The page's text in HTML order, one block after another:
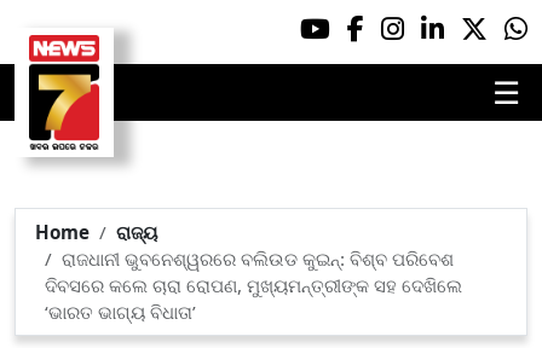
☰
Home
ରାଜ୍ୟ
ରାଜଧାନୀ ଭୁବନେଶ୍ୱରରେ ବଲିଉଡ କୁଇନ୍: ବିଶ୍ବ ପରିବେଶ
ଦିବସରେ କଲେ ଚାରା ରୋପଣ, ମୁଖ୍ୟମନ୍ତ୍ରୀଙ୍କ ସହ ଦେଖିଲେ
‘ଭାରତ ଭାଗ୍ୟ ବିଧାତା’